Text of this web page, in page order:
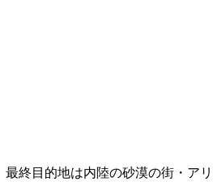
終目的地は内陸の砂漠の街・アリ